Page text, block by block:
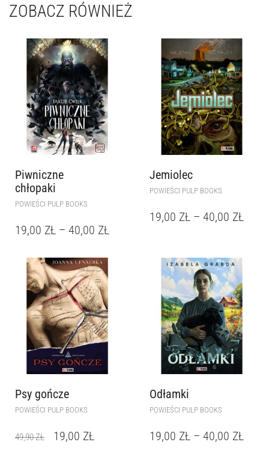
ZOBACZ RÓWNIEŻ
Piwniczne
chłopaki
POWIEŚCI PULP BOOKS
19,00 ZŁ – 40,00 ZŁ
Jemiolec
POWIEŚCI PULP BOOKS
19,00 ZŁ – 40,00 ZŁ
Psy gończe
POWIEŚCI PULP BOOKS
49,90ZŁ 19,00 ZŁ
Odłamki
POWIEŚCI PULP BOOKS
19,00 ZŁ – 40,00 ZŁ